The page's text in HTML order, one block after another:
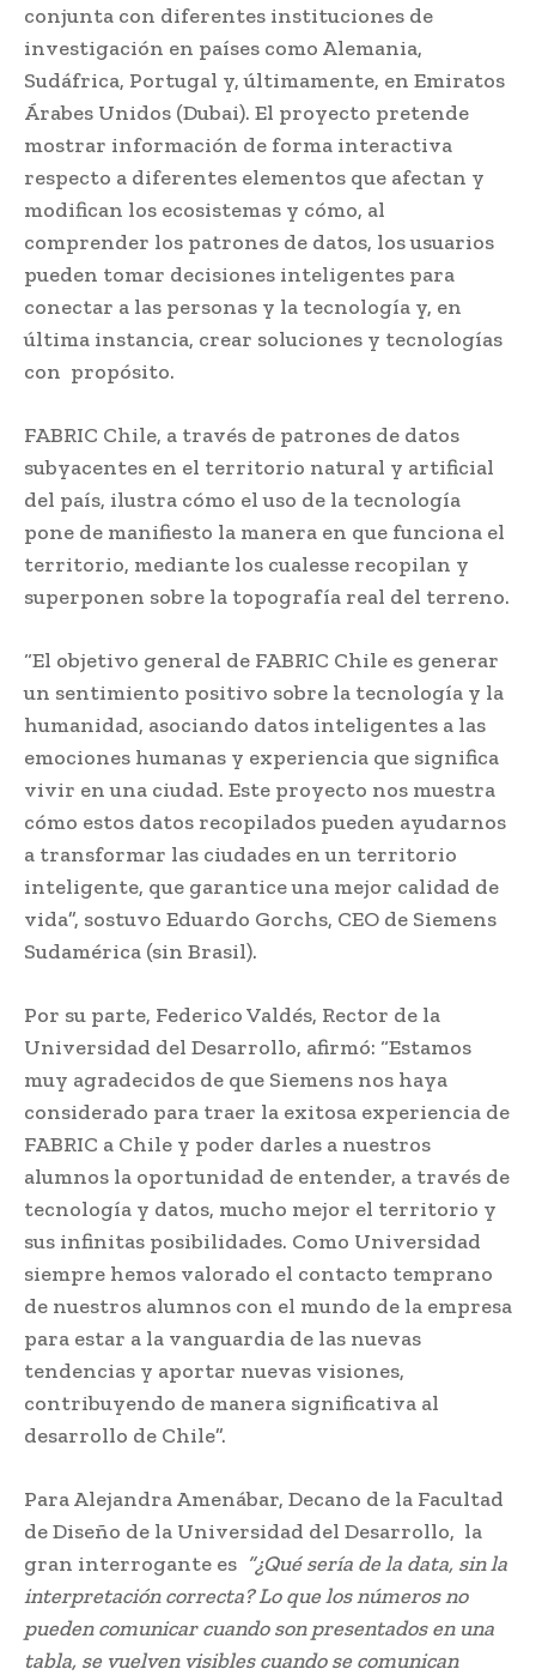
conjunta con diferentes instituciones de
investigación en países como Alemania,
Sudáfrica, Portugal y, últimamente, en Emiratos
Árabes Unidos (Dubai). El proyecto pretende
mostrar información de forma interactiva
respecto a diferentes elementos que afectan y
modifican los ecosistemas y cómo, al
comprender los patrones de datos, los usuarios
pueden tomar decisiones inteligentes para
conectar a las personas y la tecnología y, en
última instancia, crear soluciones y tecnologías
con propósito.
FABRIC Chile, a través de patrones de datos
subyacentes en el territorio natural y artificial
del país, ilustra cómo el uso de la tecnología
pone de manifiesto la manera en que funciona el
territorio, mediante los cualesse recopilan y
superponen sobre la topografía real del terreno.
“El objetivo general de FABRIC Chile es generar
un sentimiento positivo sobre la tecnología y la
humanidad, asociando datos inteligentes a las
emociones humanas y experiencia que significa
vivir en una ciudad. Este proyecto nos muestra
cómo estos datos recopilados pueden ayudarnos
a transformar las ciudades en un territorio
inteligente, que garantice una mejor calidad de
vida”, sostuvo Eduardo Gorchs, CEO de Siemens
Sudamérica (sin Brasil).
Por su parte, Federico Valdés, Rector de la
Universidad del Desarrollo, afirmó: “Estamos
muy agradecidos de que Siemens nos haya
considerado para traer la exitosa experiencia de
FABRIC a Chile y poder darles a nuestros
alumnos la oportunidad de entender, a través de
tecnología y datos, mucho mejor el territorio y
sus infinitas posibilidades. Como Universidad
siempre hemos valorado el contacto temprano
de nuestros alumnos con el mundo de la empresa
para estar a la vanguardia de las nuevas
tendencias y aportar nuevas visiones,
contribuyendo de manera significativa al
desarrollo de Chile”.
Para Alejandra Amenábar, Decano de la Facultad
de Diseño de la Universidad del Desarrollo, la
gran interrogante es “¿Qué sería de la data, sin la
interpretación correcta? Lo que los números no
pueden comunicar cuando son presentados en una
tabla, se vuelven visibles cuando se comunican